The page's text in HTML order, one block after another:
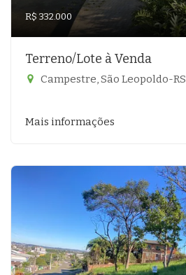
R$ 332.000
Terreno/Lote à Venda
Campestre, São Leopoldo-RS
Mais informações